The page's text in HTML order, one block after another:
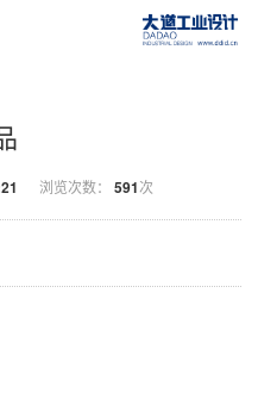
浏览次数： 591次